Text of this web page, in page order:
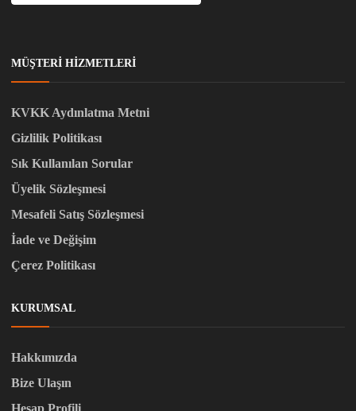
MÜŞTERI HIZMETLERI
KVKK Aydınlatma Metni
Gizlilik Politikası
Sık Kullanılan Sorular
Üyelik Sözleşmesi
Mesafeli Satış Sözleşmesi
İade ve Değişim
Çerez Politikası
KURUMSAL
Hakkımızda
Bize Ulaşın
Hesap Profili